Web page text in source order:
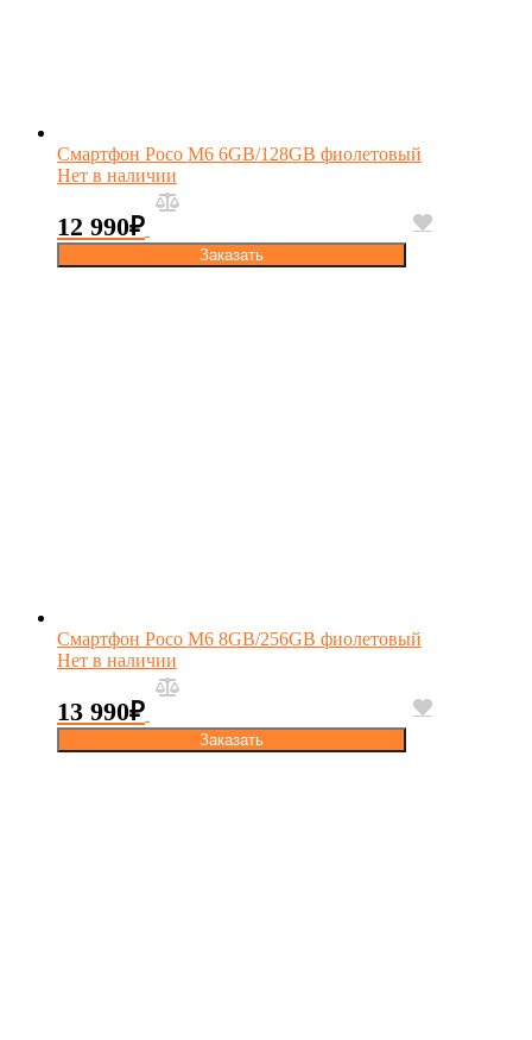
Смартфон Poco M6 6GB/128GB фиолетовый
Нет в наличии
12 990₽
Заказать
Смартфон Poco M6 8GB/256GB фиолетовый
Нет в наличии
13 990₽
Заказать